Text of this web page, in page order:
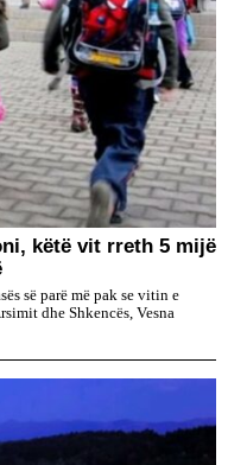
këtë vit rreth 5 mijë
së parë më pak se vitin e
dhe Shkencës, Vesna